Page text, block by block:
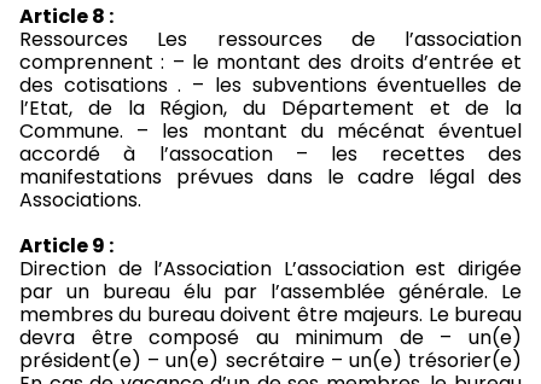
Article 8 :
Ressources Les ressources de l’association
comprennent : – le montant des droits d’entrée et
des cotisations . – les subventions éventuelles de
l’Etat, de la Région, du Département et de la
Commune. – les montant du mécénat éventuel
accordé à l’assocation – les recettes des
manifestations prévues dans le cadre légal des
Associations.
Article 9 :
Direction de l’Association L’association est dirigée
par un bureau élu par l’assemblée générale. Le
membres du bureau doivent être majeurs. Le bureau
devra être composé au minimum de – un(e)
président(e) – un(e) secrétaire – un(e) trésorier(e)